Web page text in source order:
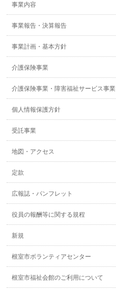
事業内容
事業報告・決算報告
事業計画・基本方針
介護保険事業
介護保険事業・障害福祉サービス事業
個人情報保護方針
受託事業
地図・アクセス
定款
広報誌・パンフレット
役員の報酬等に関する規程
新規
根室市ボランティアセンター
根室市福祉会館のご利用について